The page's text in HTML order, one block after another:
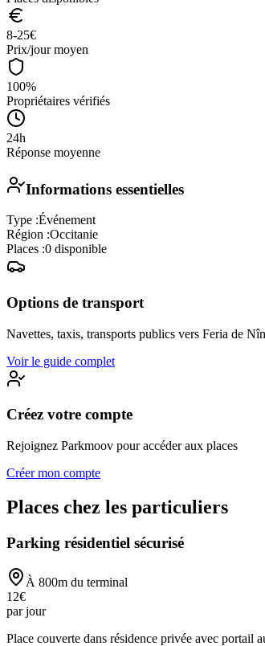
8-25€
Prix/jour moyen
100%
Propriétaires vérifiés
24h
Réponse moyenne
Informations essentielles
Type :Événement
Région :Occitanie
Places :0 disponible
Options de transport
Navettes, taxis, transports publics vers Feria de
Voir le guide complet
Créez votre compte
Rejoignez Parkmoov pour accéder aux places
Créer mon compte
Places chez les particuliers
Parking résidentiel sécurisé
À 800m du terminal
12€
par jour
Place couverte dans résidence privée avec portail